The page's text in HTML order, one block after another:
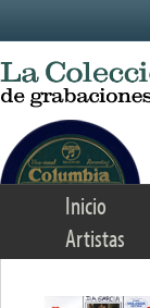
Inicio
Artistas